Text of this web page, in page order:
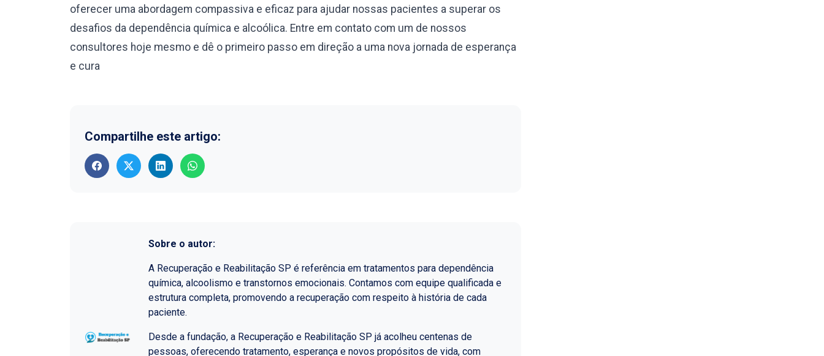
oferecer uma abordagem compassiva e eficaz para ajudar nossas pacientes a superar os
desafios da dependência química e alcoólica. Entre em contato com um de nossos
consultores hoje mesmo e dê o primeiro passo em direção a uma nova jornada de esperança
e cura
Compartilhe este artigo:
Sobre o autor:
A Recuperação e Reabilitação SP é referência em tratamentos para dependência
química, alcoolismo e transtornos emocionais. Contamos com equipe qualificada e
estrutura completa, promovendo a recuperação com respeito à história de cada
paciente.
Desde a fundação, a Recuperação e Reabilitação SP já acolheu centenas de
pessoas, oferecendo tratamento, esperança e novos propósitos de vida, com